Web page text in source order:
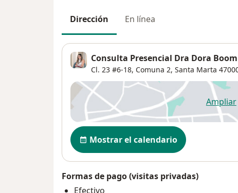
Dirección En línea
Consulta Presencial Dra Dora Boom
Cl. 23 #6-18, Comuna 2, Santa Marta
Ampliar
se
Disponibilidad
Mostrar el calendario
Formas de pago (visitas privadas)
Efectivo